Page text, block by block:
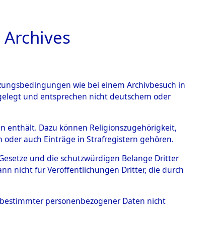
→0002 (84602644)
wie bei einem Archivbesuch in
und entsprechen nicht deutschem oder
enthält. Dazu können Religionszugehörigkeit,
auch Einträge in Strafregistern gehören.
und die schutzwürdigen Belange Dritter
nicht für Veröffentlichungen Dritter, die durch
personenbezogener Daten nicht